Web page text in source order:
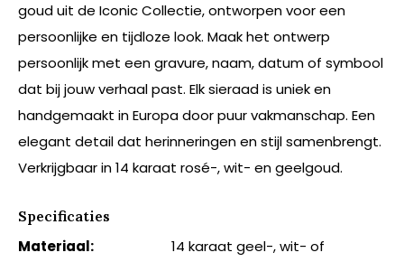
goud uit de Iconic Collectie, ontworpen voor een
persoonlijke en tijdloze look. Maak het ontwerp
persoonlijk met een gravure, naam, datum of symbool
dat bij jouw verhaal past. Elk sieraad is uniek en
handgemaakt in Europa door puur vakmanschap. Een
elegant detail dat herinneringen en stijl samenbrengt.
Verkrijgbaar in 14 karaat rosé-, wit- en geelgoud.
Specificaties
Materiaal:
14 karaat geel-, wit- of